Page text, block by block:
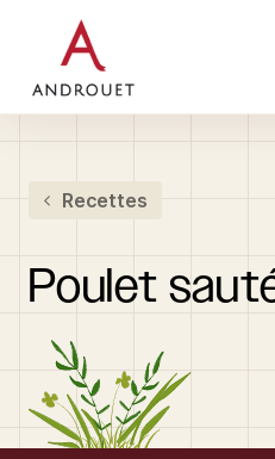
Rechercher un mot clé
Recettes
Poulet